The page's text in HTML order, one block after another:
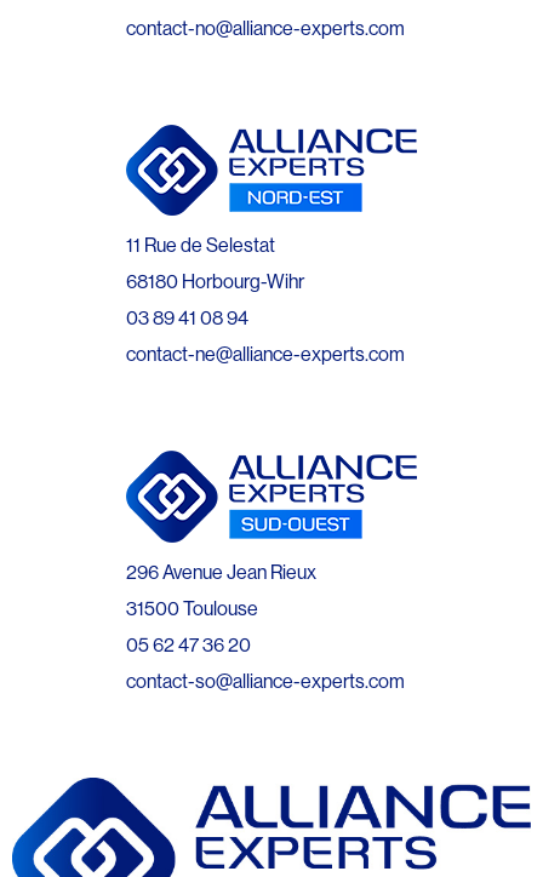
contact-no@alliance-experts.com
11 Rue de Selestat
68180 Horbourg-Wihr
03 89 41 08 94
contact-ne@alliance-experts.com
296 Avenue Jean Rieux
31500 Toulouse
05 62 47 36 20
contact-so@alliance-experts.com